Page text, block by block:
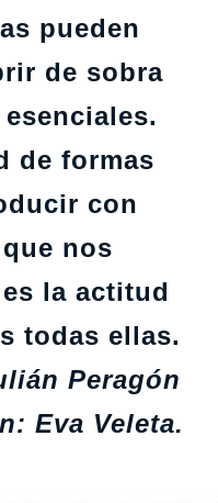
pueden
de sobra
de formas
con
nos
la actitud
todas ellas.
Peragón
Eva Veleta.